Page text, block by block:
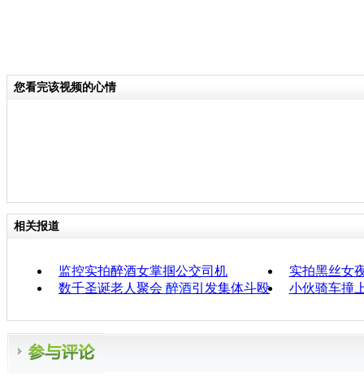
您看完该视频的心情
相关报道
监控实拍醉酒女掌掴公交司机
实拍黑丝女
数千圣诞老人聚会 醉酒引发集体斗殴 小伙骑车撞